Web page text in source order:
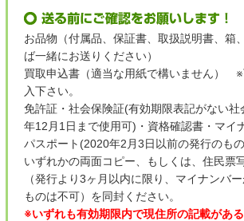
お品物（付属品、保証書、取扱説明書、箱
ば一緒にお送りください）
買取申込書（適当な用紙で構いません）
入下さい。
免許証・社会保険証(有効期限表記がない社
年12月1日まで使用可)・資格確認書・マイ
パスポート(2020年2月3日以前の発行のも
いずれかの両面コピー、もしくは、住民票
（発行より3ヶ月以内に限り、マイナンバ
ものは不可）を同封ください。
※いずれも有効期限内で現住所の記載がある